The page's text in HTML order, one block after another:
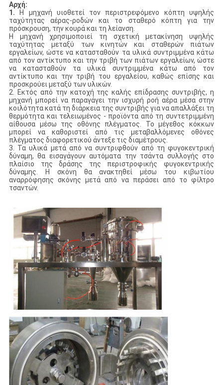
Αρχή:
1.
Η μηχανή υιοθετεί τον περιστρεφόμενο κόπτη υψηλής
ταχύτητας αέρας-ροδών και το σταθερό κόπτη για την
πρόσκρουση, την κουρά και τη λείανση.
Η μηχανή χρησιμοποιεί τη σχετική μετακίνηση υψηλής
ταχύτητας μεταξύ των κινητών και σταθερών πιάτων
εργαλείων, ώστε να κατασταθούν τα υλικά συντριμμένα κάτω
από τον αντίκτυπο και την τριβή των πιάτων εργαλείων, ώστε
να κατασταθούν τα υλικά συντριμμένα κάτω από τον
αντίκτυπο και την τριβή του εργαλείου, καθώς επίσης και
προσκρούει μεταξύ των υλικών.
2. Εκτός από την κατοχή της καλής επίδρασης συντριβής, η
μηχανή μπορεί να παραγάγει την ισχυρή ροή αέρα μέσα στην
κοιλότητα κατά τη διάρκεια της συντριβής για να απαλλάξει τη
θερμότητα και τελειωμένος - προϊόντα από τη συντετριμμένη
αίθουσα μέσω της οθόνης πλέγματος. Το μέγεθος κόκκων
μπορεί να καθοριστεί από τις μεταβαλλόμενες οθόνες
πλέγματος διαφορετικού άντεξε τις διαμέτρους.
3. Τα υλικά μετά από να συντριφθούν από τη φυγοκεντρική
δύναμη, θα εισαγάγουν αυτόματα την τσάντα συλλογής στο
πλαίσιο της δράσης της περιστροφικής φυγοκεντρικής
δύναμης. Η σκόνη θα ανακτηθεί μέσω του κιβωτίου
αναρρόφησης σκόνης μετά από να περάσει από το φίλτρο
τσαντών.